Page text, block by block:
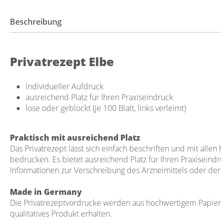
Beschreibung
Privatrezept Elbe
individueller Aufdruck
ausreichend Platz für Ihren Praxiseindruck
lose oder geblockt (je 100 Blatt, links verleimt)
Praktisch mit ausreichend Platz
Das Privatrezept lässt sich einfach beschriften und mit
bedrucken. Es bietet ausreichend Platz für Ihren
Informationen zur Verschreibung des Arzneimittels oder
Made in Germany
Die Privatrezeptvordrucke werden aus hochwertigem
qualitatives Produkt erhalten.